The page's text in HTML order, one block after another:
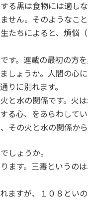
る黒は食物には適し
せん。そのようなこ
たちによると、煩悩
す。連載の最初の方
しょうか。人間の心
りに別れます。
と水の関係です。火
る心、をあらわして
その火と水の関係から
しょうか。
ます。三毒というの
ますが、１０８とい